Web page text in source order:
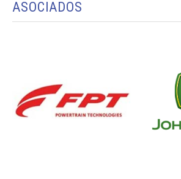
ASOCIADOS